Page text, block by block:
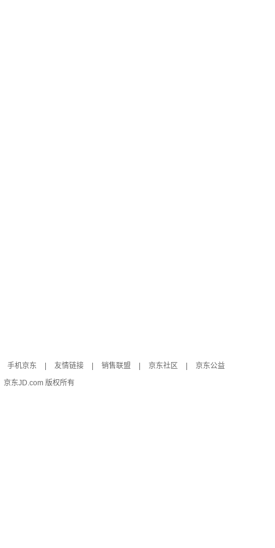
手机京东 友情链接 销售联盟 京东社区
京东公益
京东JD.com 版权所有